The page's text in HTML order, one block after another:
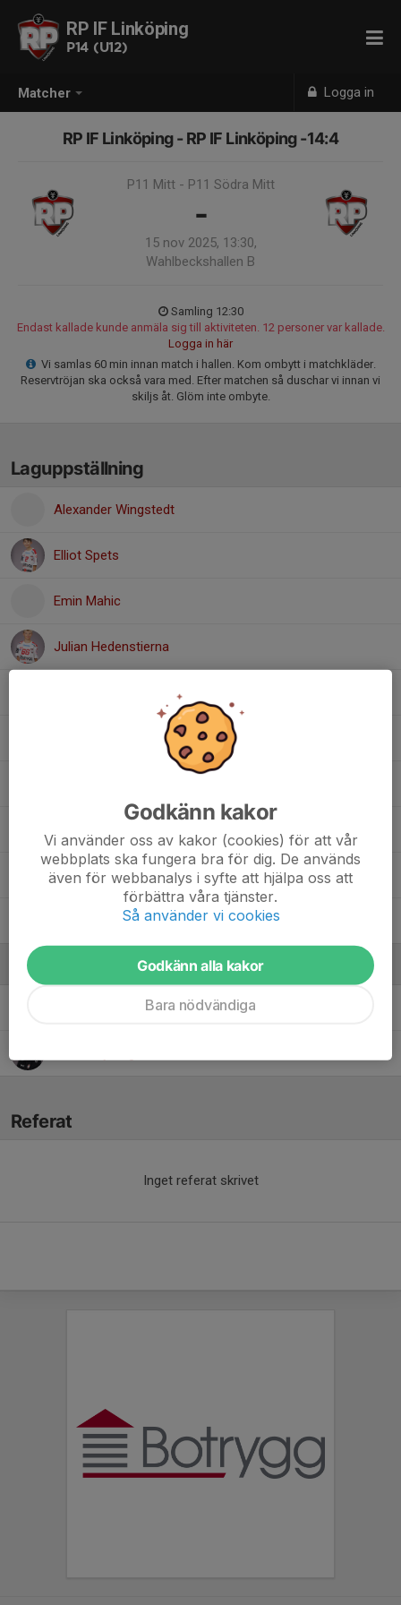
Matcher Logga in
RP IF Linköping
P14 (U12)
RP IF Linköping - RP IF Linköping -14:4
P11 Mitt - P11 Södra Mitt
-
15 nov 2025, 13:30,
Wahlbeckshallen B
Samling 12:30
Endast kallade kunde anmäla sig till aktiviteten. 12 personer var kallade.
Logga in här
Vi samlas 60 min innan match i hallen. Kom ombytt i matchkläder.
Reservtröjan ska också vara med. Efter matchen så duschar vi innan vi
skiljs åt. Glöm inte ombyte.
Laguppställning
Alexander Wingstedt
Elliot Spets
Emin Mahic
Julian Hedenstierna
Oscar Rydén
Viggo Hasselqvist
Ledare
Tränare
Referat
Inget referat skrivet
Godkänn kakor
Vi använder oss av kakor (cookies) för att vår
webbplats ska fungera bra för dig. De används
även för webbanalys i syfte att hjälpa oss att
förbättra våra tjänster.
Så använder vi cookies
Godkänn alla kakor
Bara nödvändiga